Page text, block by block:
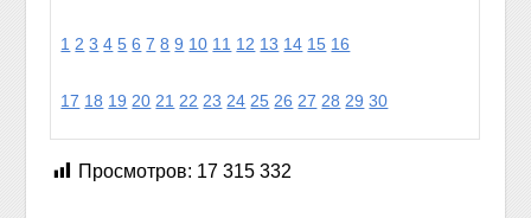
1 2 3 4 5 6 7 8 9 10 11 12 13 14 15 16
17 18 19 20 21 22 23 24 25 26 27 28 29 30
Просмотров: 17 315 332